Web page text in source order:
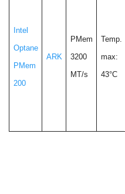
Intel
Optane
PMem
200
ARK
PMem
3200
MT/s
Temp.
max:
43°C